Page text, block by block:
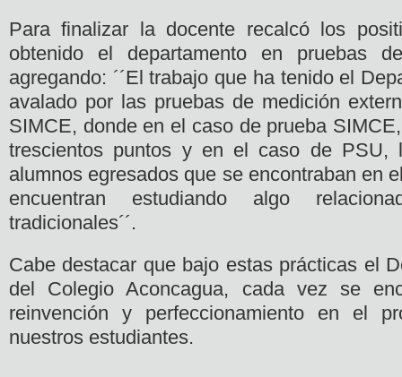
Para finalizar la docente recalcó los
obtenido el departamento en pruebas
agregando: ´´El trabajo que ha tenido el
avalado por las pruebas de medición
SIMCE, donde en el caso de prueba
trescientos puntos y en el caso de PSU,
alumnos egresados que se encontraban en
encuentran estudiando algo
tradicionales´´.
Cabe destacar que bajo estas prácticas el
del Colegio Aconcagua, cada vez se
reinvención y perfeccionamiento en el
nuestros estudiantes.